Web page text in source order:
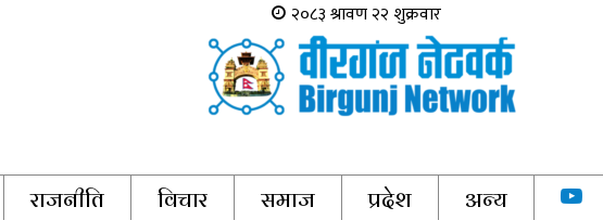
राजनीति विचार समाज प्रदेश अन्य